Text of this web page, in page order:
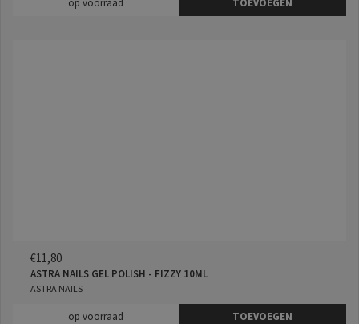
op voorraad TOEVOEGEN
€11,80
ASTRA NAILS GEL POLISH - FIZZY 10ML
ASTRA NAILS
op voorraad TOEVOEGEN